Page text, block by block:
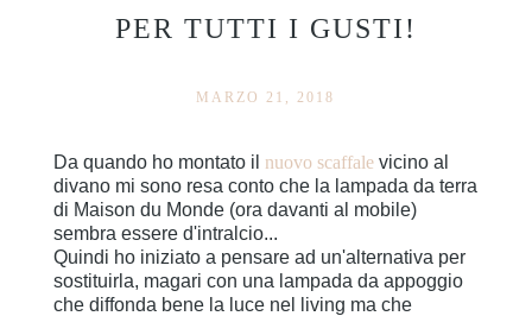
PER TUTTI I GUSTI!
MARZO 21, 2018
Da quando ho montato il nuovo scaffale vicino al
divano mi sono resa conto che la lampada da terra
di Maison du Monde (ora davanti al mobile)
sembra essere d'intralcio...
Quindi ho iniziato a pensare ad un'alternativa per
sostituirla, magari con una lampada da appoggio
che diffonda bene la luce nel living ma che